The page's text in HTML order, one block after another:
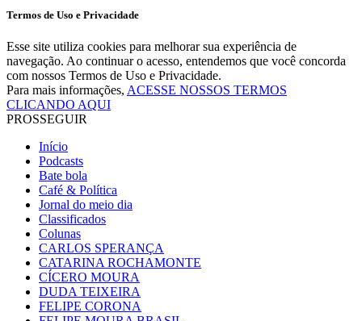
Termos de Uso e Privacidade
Esse site utiliza cookies para melhorar sua experiência de
navegação. Ao continuar o acesso, entendemos que você concorda
com nossos Termos de Uso e Privacidade.
Para mais informações, ACESSE NOSSOS TERMOS
CLICANDO AQUI
PROSSEGUIR
Início
Podcasts
Bate bola
Café & Política
Jornal do meio dia
Classificados
Colunas
CARLOS SPERANÇA
CATARINA ROCHAMONTE
CÍCERO MOURA
DUDA TEIXEIRA
FELIPE CORONA